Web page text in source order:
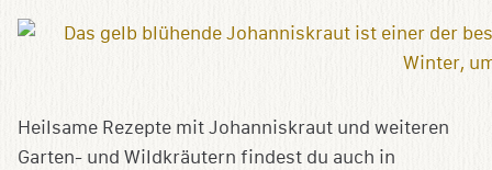
Heilsame Rezepte mit Johanniskraut und weiteren
Garten- und Wildkräutern findest du auch in